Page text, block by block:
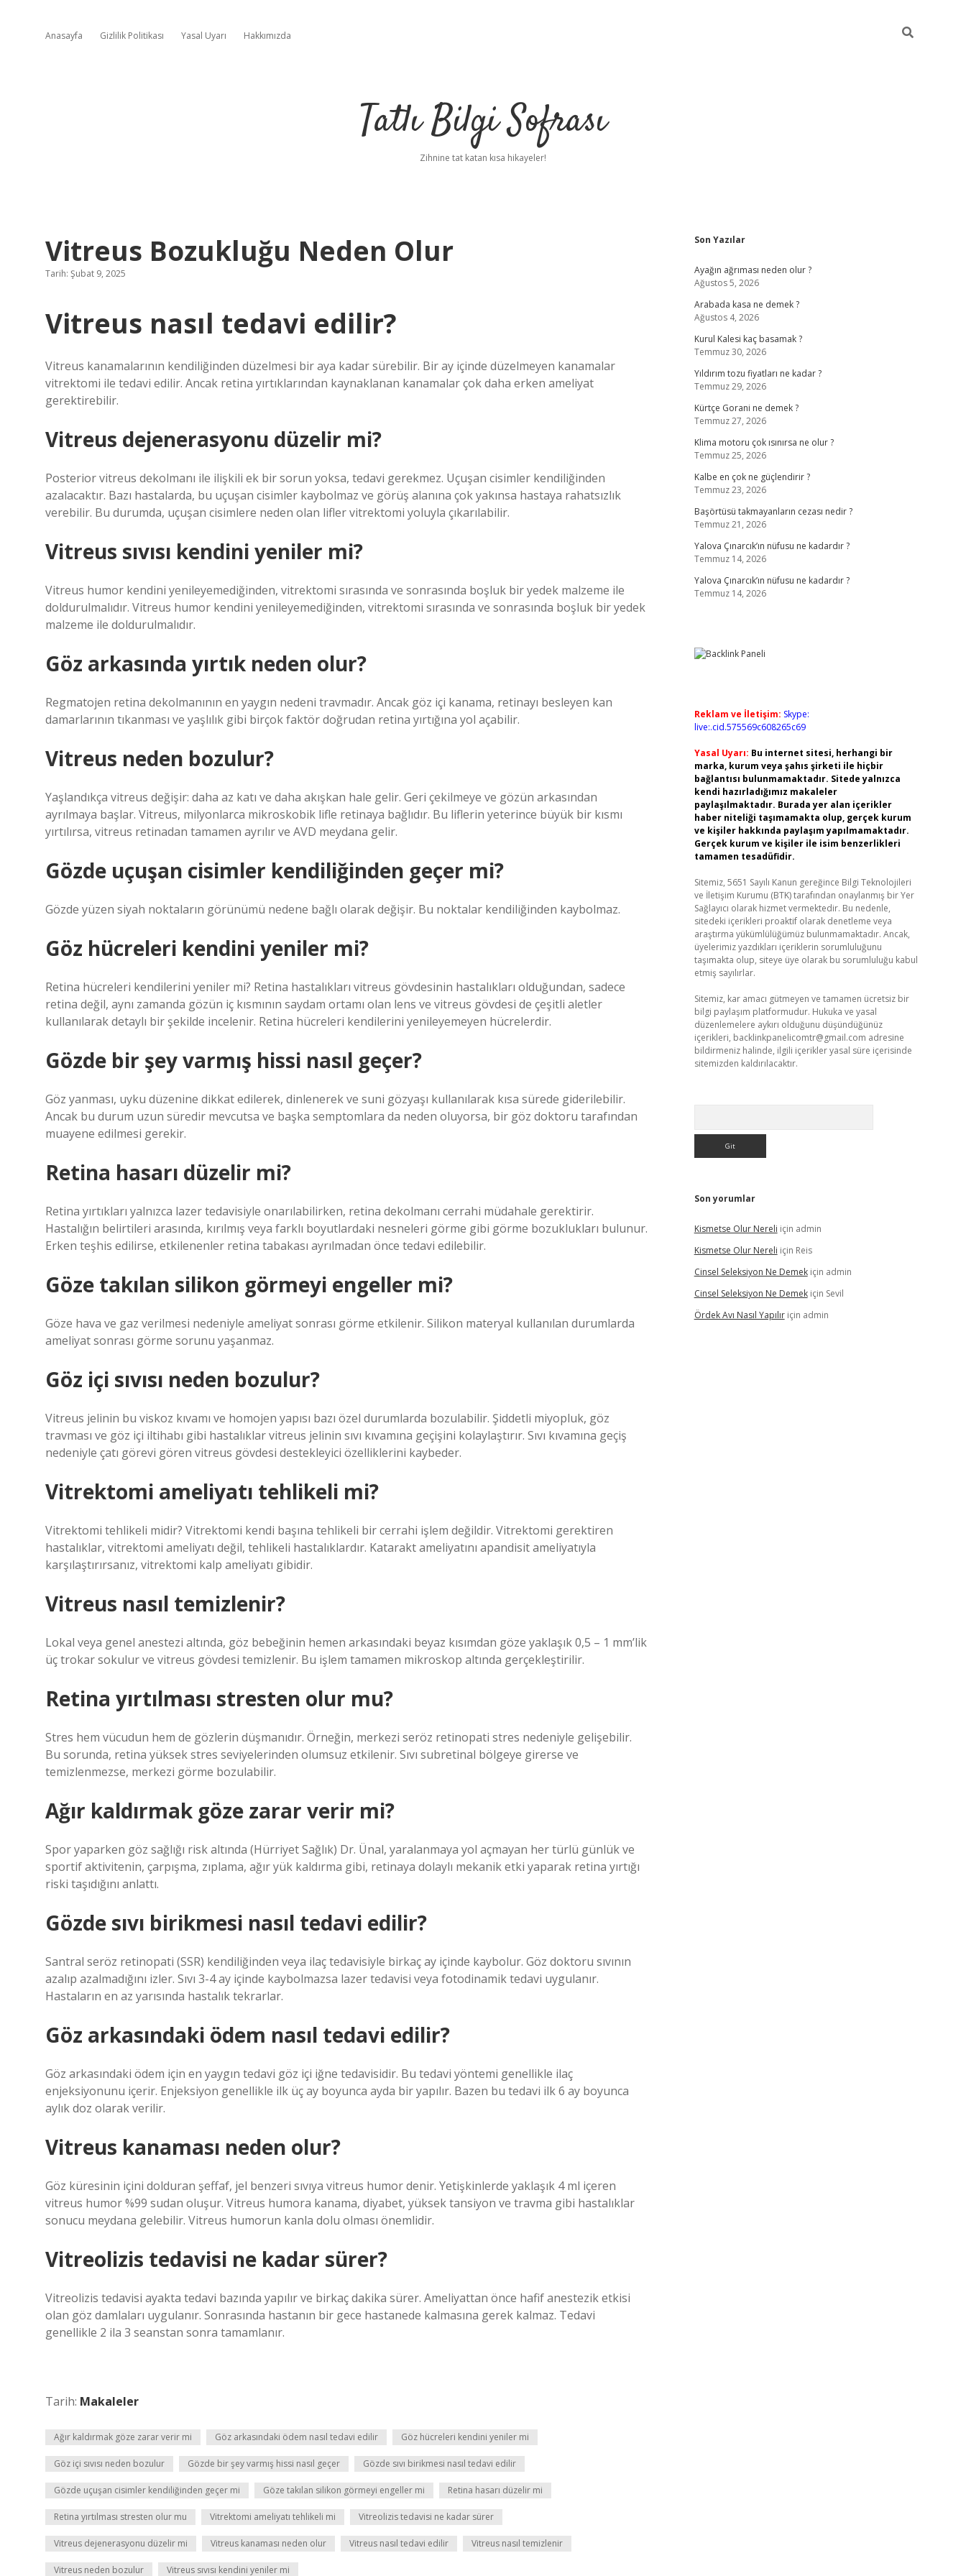
Anasayfa Gizlilik Politikası Yasal Uyarı Hakkımızda
Tatlı Bilgi Sofrası
Zihnine tat katan kısa hikayeler!
Vitreus Bozukluğu Neden Olur
Tarih: Şubat 9, 2025
Vitreus nasıl tedavi edilir?
Vitreus kanamalarının kendiliğinden düzelmesi bir aya kadar sürebilir. Bir ay içinde düzelmeyen kanamalar
vitrektomi ile tedavi edilir. Ancak retina yırtıklarından kaynaklanan kanamalar çok daha erken ameliyat
gerektirebilir.
Vitreus dejenerasyonu düzelir mi?
Posterior vitreus dekolmanı ile ilişkili ek bir sorun yoksa, tedavi gerekmez. Uçuşan cisimler kendiliğinden
azalacaktır. Bazı hastalarda, bu uçuşan cisimler kaybolmaz ve görüş alanına çok yakınsa hastaya rahatsızlık
verebilir. Bu durumda, uçuşan cisimlere neden olan lifler vitrektomi yoluyla çıkarılabilir.
Vitreus sıvısı kendini yeniler mi?
Vitreus humor kendini yenileyemediğinden, vitrektomi sırasında ve sonrasında boşluk bir yedek malzeme ile
doldurulmalıdır. Vitreus humor kendini yenileyemediğinden, vitrektomi sırasında ve sonrasında boşluk bir yedek
malzeme ile doldurulmalıdır.
Göz arkasında yırtık neden olur?
Regmatojen retina dekolmanının en yaygın nedeni travmadır. Ancak göz içi kanama, retinayı besleyen kan
damarlarının tıkanması ve yaşlılık gibi birçok faktör doğrudan retina yırtığına yol açabilir.
Vitreus neden bozulur?
Yaşlandıkça vitreus değişir: daha az katı ve daha akışkan hale gelir. Geri çekilmeye ve gözün arkasından
ayrılmaya başlar. Vitreus, milyonlarca mikroskobik lifle retinaya bağlıdır. Bu liflerin yeterince büyük bir kısmı
yırtılırsa, vitreus retinadan tamamen ayrılır ve AVD meydana gelir.
Gözde uçuşan cisimler kendiliğinden geçer mi?
Gözde yüzen siyah noktaların görünümü nedene bağlı olarak değişir. Bu noktalar kendiliğinden kaybolmaz.
Göz hücreleri kendini yeniler mi?
Retina hücreleri kendilerini yeniler mi? Retina hastalıkları vitreus gövdesinin hastalıkları olduğundan, sadece
retina değil, aynı zamanda gözün iç kısmının saydam ortamı olan lens ve vitreus gövdesi de çeşitli aletler
kullanılarak detaylı bir şekilde incelenir. Retina hücreleri kendilerini yenileyemeyen hücrelerdir.
Gözde bir şey varmış hissi nasıl geçer?
Göz yanması, uyku düzenine dikkat edilerek, dinlenerek ve suni gözyaşı kullanılarak kısa sürede giderilebilir.
Ancak bu durum uzun süredir mevcutsa ve başka semptomlara da neden oluyorsa, bir göz doktoru tarafından
muayene edilmesi gerekir.
Retina hasarı düzelir mi?
Retina yırtıkları yalnızca lazer tedavisiyle onarılabilirken, retina dekolmanı cerrahi müdahale gerektirir.
Hastalığın belirtileri arasında, kırılmış veya farklı boyutlardaki nesneleri görme gibi görme bozuklukları bulunur.
Erken teşhis edilirse, etkilenenler retina tabakası ayrılmadan önce tedavi edilebilir.
Göze takılan silikon görmeyi engeller mi?
Göze hava ve gaz verilmesi nedeniyle ameliyat sonrası görme etkilenir. Silikon materyal kullanılan durumlarda
ameliyat sonrası görme sorunu yaşanmaz.
Göz içi sıvısı neden bozulur?
Vitreus jelinin bu viskoz kıvamı ve homojen yapısı bazı özel durumlarda bozulabilir. Şiddetli miyopluk, göz
travması ve göz içi iltihabı gibi hastalıklar vitreus jelinin sıvı kıvamına geçişini kolaylaştırır. Sıvı kıvamına geçiş
nedeniyle çatı görevi gören vitreus gövdesi destekleyici özelliklerini kaybeder.
Vitrektomi ameliyatı tehlikeli mi?
Vitrektomi tehlikeli midir? Vitrektomi kendi başına tehlikeli bir cerrahi işlem değildir. Vitrektomi gerektiren
hastalıklar, vitrektomi ameliyatı değil, tehlikeli hastalıklardır. Katarakt ameliyatını apandisit ameliyatıyla
karşılaştırırsanız, vitrektomi kalp ameliyatı gibidir.
Vitreus nasıl temizlenir?
Lokal veya genel anestezi altında, göz bebeğinin hemen arkasındaki beyaz kısımdan göze yaklaşık 0,5 – 1 mm’lik
üç trokar sokulur ve vitreus gövdesi temizlenir. Bu işlem tamamen mikroskop altında gerçekleştirilir.
Retina yırtılması stresten olur mu?
Stres hem vücudun hem de gözlerin düşmanıdır. Örneğin, merkezi seröz retinopati stres nedeniyle gelişebilir.
Bu sorunda, retina yüksek stres seviyelerinden olumsuz etkilenir. Sıvı subretinal bölgeye girerse ve
temizlenmezse, merkezi görme bozulabilir.
Ağır kaldırmak göze zarar verir mi?
Spor yaparken göz sağlığı risk altında (Hürriyet Sağlık) Dr. Ünal, yaralanmaya yol açmayan her türlü günlük ve
sportif aktivitenin, çarpışma, zıplama, ağır yük kaldırma gibi, retinaya dolaylı mekanik etki yaparak retina yırtığı
riski taşıdığını anlattı.
Gözde sıvı birikmesi nasıl tedavi edilir?
Santral seröz retinopati (SSR) kendiliğinden veya ilaç tedavisiyle birkaç ay içinde kaybolur. Göz doktoru sıvının
azalıp azalmadığını izler. Sıvı 3-4 ay içinde kaybolmazsa lazer tedavisi veya fotodinamik tedavi uygulanır.
Hastaların en az yarısında hastalık tekrarlar.
Göz arkasındaki ödem nasıl tedavi edilir?
Göz arkasındaki ödem için en yaygın tedavi göz içi iğne tedavisidir. Bu tedavi yöntemi genellikle ilaç
enjeksiyonunu içerir. Enjeksiyon genellikle ilk üç ay boyunca ayda bir yapılır. Bazen bu tedavi ilk 6 ay boyunca
aylık doz olarak verilir.
Vitreus kanaması neden olur?
Göz küresinin içini dolduran şeffaf, jel benzeri sıvıya vitreus humor denir. Yetişkinlerde yaklaşık 4 ml içeren
vitreus humor %99 sudan oluşur. Vitreus humora kanama, diyabet, yüksek tansiyon ve travma gibi hastalıklar
sonucu meydana gelebilir. Vitreus humorun kanla dolu olması önemlidir.
Vitreolizis tedavisi ne kadar sürer?
Vitreolizis tedavisi ayakta tedavi bazında yapılır ve birkaç dakika sürer. Ameliyattan önce hafif anestezik etkisi
olan göz damlaları uygulanır. Sonrasında hastanın bir gece hastanede kalmasına gerek kalmaz. Tedavi
genellikle 2 ila 3 seanstan sonra tamamlanır.
Tarih: Makaleler
Ağır kaldırmak göze zarar verir mi Göz arkasındaki ödem nasıl tedavi edilir Göz hücreleri kendini yeniler mi
Göz içi sıvısı neden bozulur Gözde bir şey varmış hissi nasıl geçer Gözde sıvı birikmesi nasıl tedavi edilir
Gözde uçuşan cisimler kendiliğinden geçer mi Göze takılan silikon görmeyi engeller mi Retina hasarı düzelir mi
Retina yırtılması stresten olur mu Vitrektomi ameliyatı tehlikeli mi Vitreolizis tedavisi ne kadar sürer
Vitreus dejenerasyonu düzelir mi Vitreus kanaması neden olur Vitreus nasıl tedavi edilir Vitreus nasıl temizlenir
Vitreus neden bozulur Vitreus sıvısı kendini yeniler mi
Sidebar
Son Yazılar
Ayağın ağrıması neden olur ?
Ağustos 5, 2026
Arabada kasa ne demek ?
Ağustos 4, 2026
Kurul Kalesi kaç basamak ?
Temmuz 30, 2026
Yıldırım tozu fiyatları ne kadar ?
Temmuz 29, 2026
Kürtçe Gorani ne demek ?
Temmuz 27, 2026
Klima motoru çok ısınırsa ne olur ?
Temmuz 25, 2026
Kalbe en çok ne güçlendirir ?
Temmuz 23, 2026
Başörtüsü takmayanların cezası nedir ?
Temmuz 21, 2026
Yalova Çınarcık’ın nüfusu ne kadardır ?
Temmuz 14, 2026
Yalova Çınarcık’ın nüfusu ne kadardır ?
Temmuz 14, 2026
Reklam ve İletişim: Skype:
live:.cid.575569c608265c69
Yasal Uyarı: Bu internet sitesi, herhangi bir
marka, kurum veya şahıs şirketi ile hiçbir
bağlantısı bulunmamaktadır. Sitede yalnızca
kendi hazırladığımız makaleler
paylaşılmaktadır. Burada yer alan içerikler
haber niteliği taşımamakta olup, gerçek kurum
ve kişiler hakkında paylaşım yapılmamaktadır.
Gerçek kurum ve kişiler ile isim benzerlikleri
tamamen tesadüfidir.
Sitemiz, 5651 Sayılı Kanun gereğince Bilgi Teknolojileri
ve İletişim Kurumu (BTK) tarafından onaylanmış bir Yer
Sağlayıcı olarak hizmet vermektedir. Bu nedenle,
sitedeki içerikleri proaktif olarak denetleme veya
araştırma yükümlülüğümüz bulunmamaktadır. Ancak,
üyelerimiz yazdıkları içeriklerin sorumluluğunu
taşımakta olup, siteye üye olarak bu sorumluluğu kabul
etmiş sayılırlar.
Sitemiz, kar amacı gütmeyen ve tamamen ücretsiz bir
bilgi paylaşım platformudur. Hukuka ve yasal
düzenlemelere aykırı olduğunu düşündüğünüz
içerikleri, backlinkpanelicomtr@gmail.com adresine
bildirmeniz halinde, ilgili içerikler yasal süre içerisinde
sitemizden kaldırılacaktır.
Son yorumlar
Kismetse Olur Nereli için admin
Kismetse Olur Nereli için Reis
Cinsel Seleksiyon Ne Demekiçin admin
Cinsel Seleksiyon Ne Demekiçin Sevil
Ördek Avı Nasıl Yapılıriçin admin